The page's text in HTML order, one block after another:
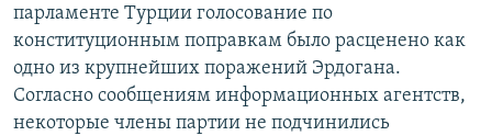
парламенте Турции голосование по
конституционным поправкам было расценено как
одно из крупнейших поражений Эрдогана.
Согласно сообщениям информационных агентств,
некоторые члены партии не подчинились